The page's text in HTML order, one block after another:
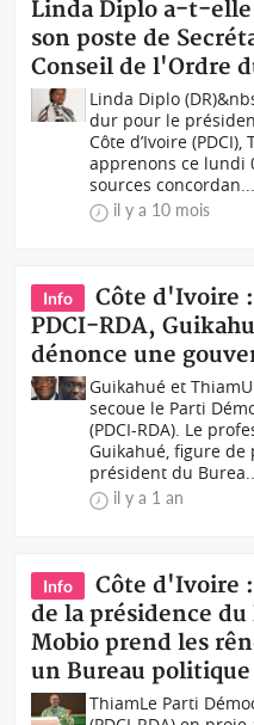
Linda Diplo a-t-
son poste de
Conseil de l'Ordre
Linda Diplo
dur pour le
Côte d’Ivoire
apprenons ce lundi
sources concordan...
il y a 10 mois
Info
Côte d'Ivoire
PDCI-RDA,
dénonce une
Guikahué et
secoue le Parti
(PDCI-RDA). Le
Guikahué, figure
président du
il y a 1 an
Info
Côte d'Ivoire
de la présidence
Mobio prend les
un Bureau
ThiamLe Parti